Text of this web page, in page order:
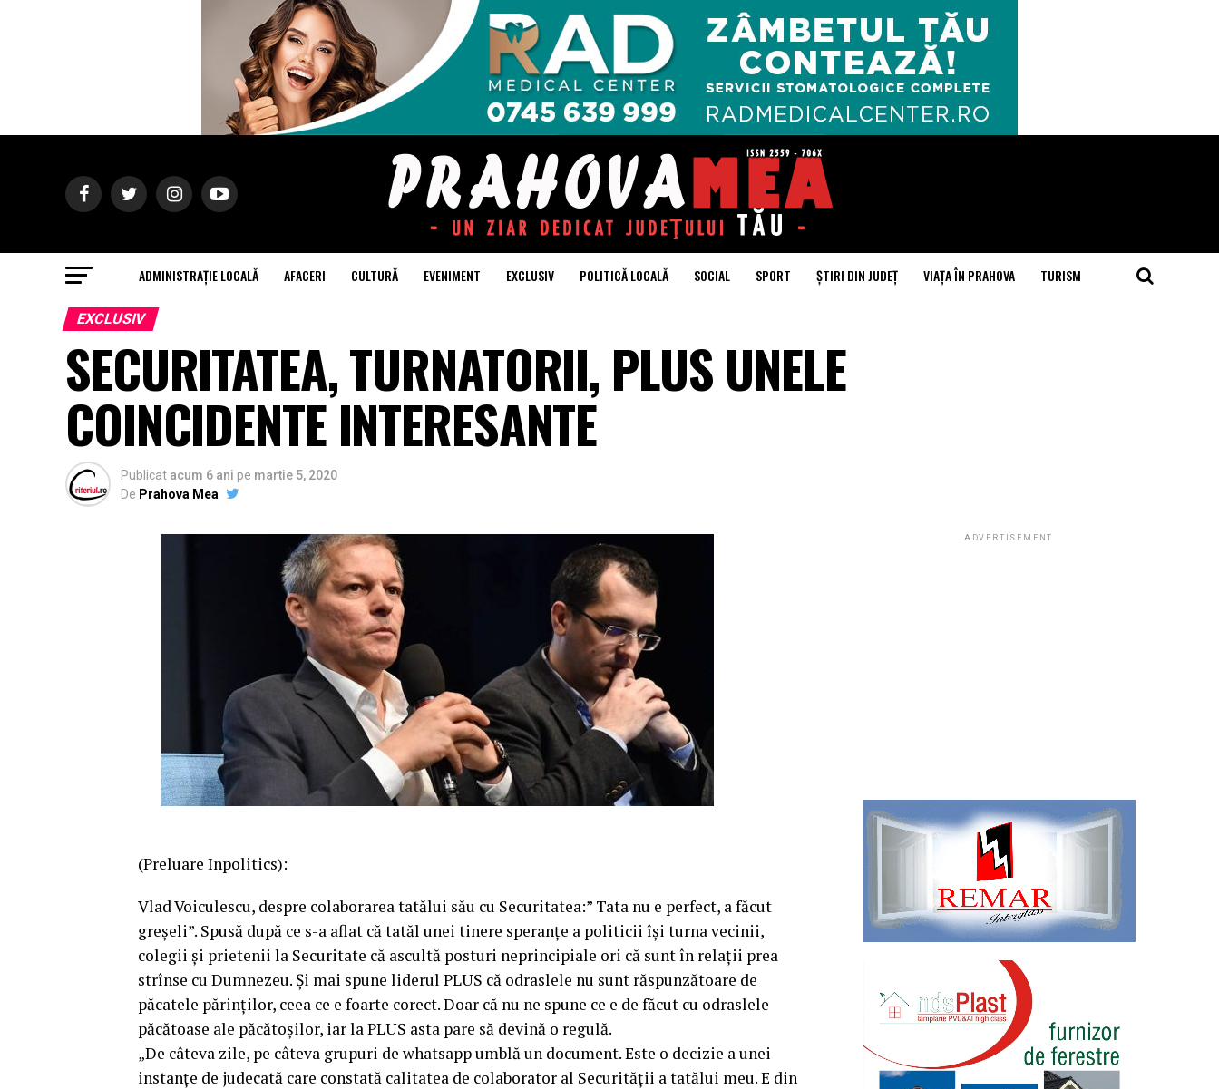
ADMINISTRAȚIE LOCALĂ AFACERI CULTURĂ EVENIMENT EXCLUSIV POLITICĂ LOCALĂ SOCIAL SPORT ȘTIRI DIN JUDEȚ VIAȚA ÎN PRAHOVA TURISM
EXCLUSIV
SECURITATEA, TURNATORII, PLUS UNELE
COINCIDENTE INTERESANTE
Publicat acum 6 ani pe martie 5, 2020
De Prahova Mea
(Preluare Inpolitics):
Vlad Voiculescu, despre colaborarea tatălui său cu Securitatea:” Tata nu e perfect, a făcut
greșeli”. Spusă după ce s-a aflat că tatăl unei tinere speranțe a politicii își turna vecinii,
colegii și prietenii la Securitate că ascultă posturi neprincipiale ori că sunt în relații prea
strînse cu Dumnezeu. Și mai spune liderul PLUS că odraslele nu sunt răspunzătoare de
păcatele părinților, ceea ce e foarte corect. Doar că nu ne spune ce e de făcut cu odraslele
păcătoase ale păcătoșilor, iar la PLUS asta pare să devină o regulă.
„De câteva zile, pe câteva grupuri de whatsapp umblă un document. Este o decizie a unei
instanțe de judecată care constată calitatea de colaborator al Securității a tatălui meu. E din
ADVERTISEMENT